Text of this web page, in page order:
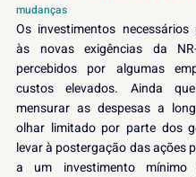
mudanças
Os investimentos
às novas exigências da
percebidos por algumas
custos elevados. Ainda
mensurar as despesas a
olhar limitado por parte dos
levar à postergação das ações
a um investimento mínimo